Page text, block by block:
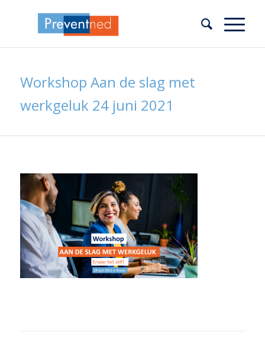
Workshop Aan de slag met
werkgeluk 24 juni 2021